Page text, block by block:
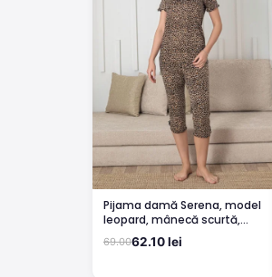
Pijama damă Serena, model
leopard, mânecă scurtă,
pantaloni 3/4
69.0062.10 lei